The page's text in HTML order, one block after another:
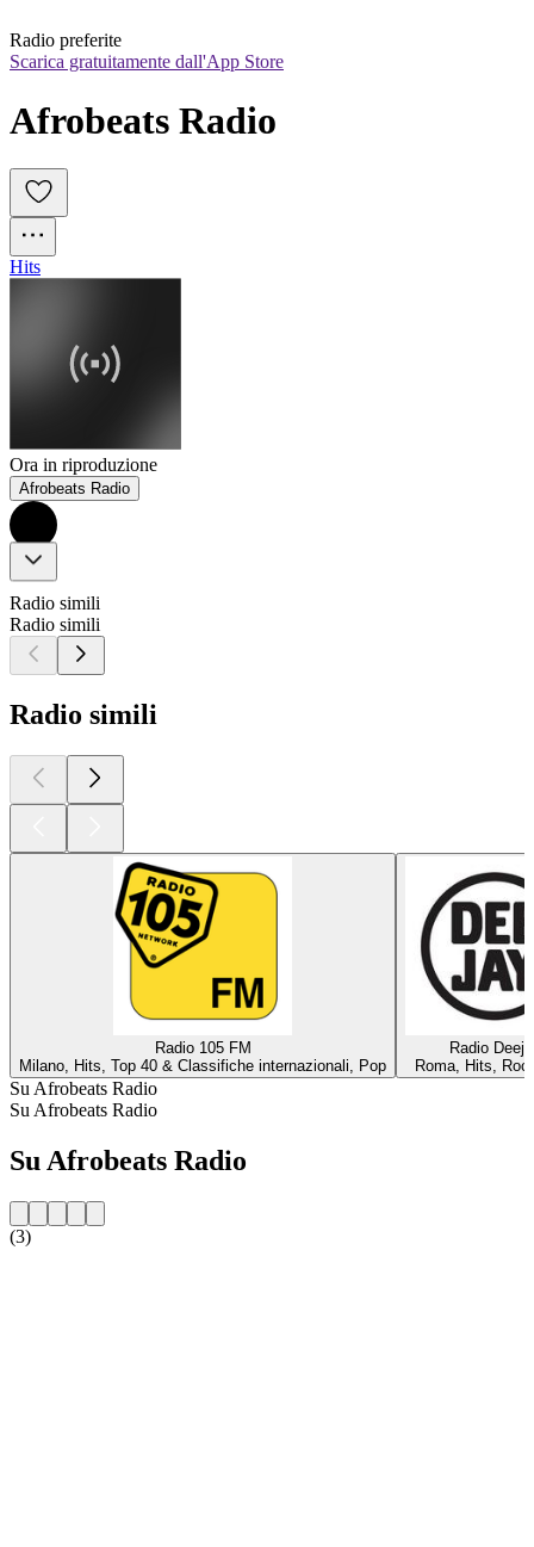
Radio preferite
Scarica gratuitamente dall'App Store
Afrobeats Radio
Hits
Ora in riproduzione
Afrobeats Radio
Radio simili
Radio simili
Radio simili
Radio 105 FM
Milano, Hits, Top 40 & Classifiche internazionali, Pop
Radio
Roma, Hits,
Su Afrobeats Radio
Su Afrobeats Radio
Su Afrobeats Radio
(3)